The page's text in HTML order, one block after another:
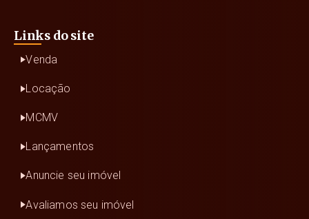
Links do site
Venda
Locação
MCMV
Lançamentos
Anuncie seu imóvel
Avaliamos seu imóvel